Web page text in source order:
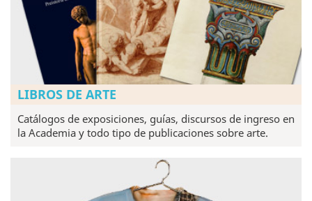
LIBROS DE ARTE
Catálogos de exposiciones, guías, discursos de ingreso en
la Academia y todo tipo de publicaciones sobre arte.